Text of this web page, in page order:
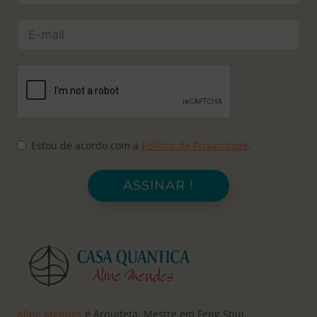
Estou de acordo com a Política de Privacidade.
ASSINAR !
Aline Mendes é Arquiteta, Mestre em Feng Shui,